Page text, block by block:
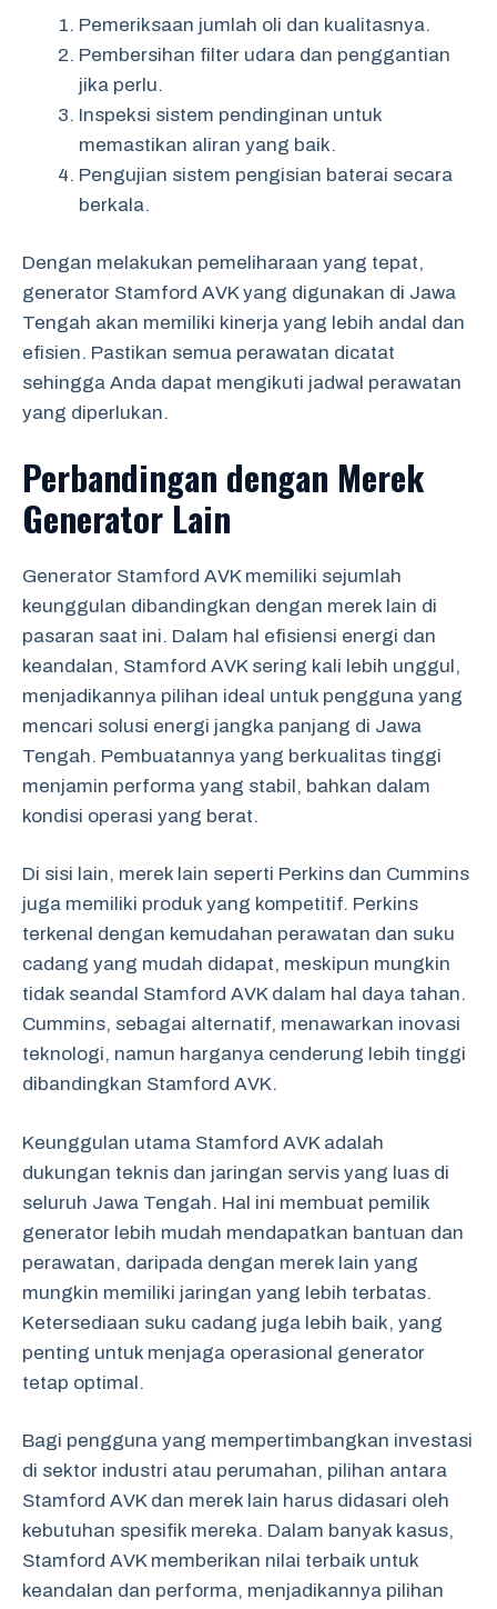
Pemeriksaan jumlah oli dan kualitasnya.
Pembersihan filter udara dan penggantian
jika perlu.
Inspeksi sistem pendinginan untuk
memastikan aliran yang baik.
Pengujian sistem pengisian baterai secara
berkala.
Dengan melakukan pemeliharaan yang tepat,
generator Stamford AVK yang digunakan di Jawa
Tengah akan memiliki kinerja yang lebih andal dan
efisien. Pastikan semua perawatan dicatat
sehingga Anda dapat mengikuti jadwal perawatan
yang diperlukan.
Perbandingan dengan Merek
Generator Lain
Generator Stamford AVK memiliki sejumlah
keunggulan dibandingkan dengan merek lain di
pasaran saat ini. Dalam hal efisiensi energi dan
keandalan, Stamford AVK sering kali lebih unggul,
menjadikannya pilihan ideal untuk pengguna yang
mencari solusi energi jangka panjang di Jawa
Tengah. Pembuatannya yang berkualitas tinggi
menjamin performa yang stabil, bahkan dalam
kondisi operasi yang berat.
Di sisi lain, merek lain seperti Perkins dan Cummins
juga memiliki produk yang kompetitif. Perkins
terkenal dengan kemudahan perawatan dan suku
cadang yang mudah didapat, meskipun mungkin
tidak seandal Stamford AVK dalam hal daya tahan.
Cummins, sebagai alternatif, menawarkan inovasi
teknologi, namun harganya cenderung lebih tinggi
dibandingkan Stamford AVK.
Keunggulan utama Stamford AVK adalah
dukungan teknis dan jaringan servis yang luas di
seluruh Jawa Tengah. Hal ini membuat pemilik
generator lebih mudah mendapatkan bantuan dan
perawatan, daripada dengan merek lain yang
mungkin memiliki jaringan yang lebih terbatas.
Ketersediaan suku cadang juga lebih baik, yang
penting untuk menjaga operasional generator
tetap optimal.
Bagi pengguna yang mempertimbangkan investasi
di sektor industri atau perumahan, pilihan antara
Stamford AVK dan merek lain harus didasari oleh
kebutuhan spesifik mereka. Dalam banyak kasus,
Stamford AVK memberikan nilai terbaik untuk
keandalan dan performa, menjadikannya pilihan